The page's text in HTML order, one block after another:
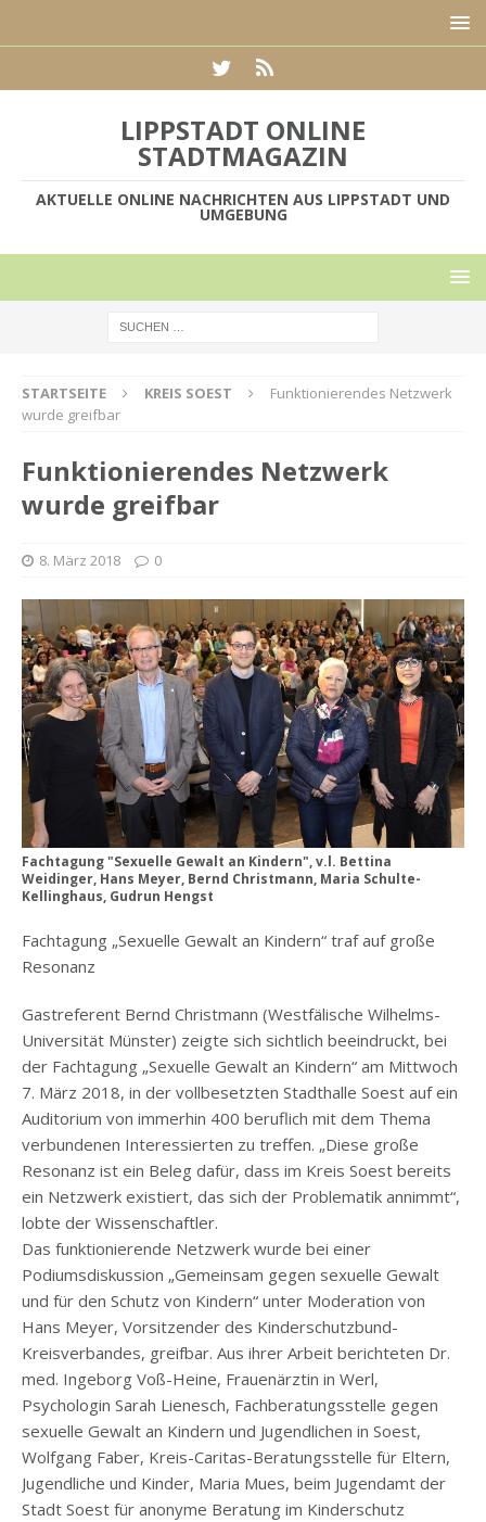
LIPPSTADT ONLINE
STADTMAGAZIN
AKTUELLE ONLINE NACHRICHTEN AUS LIPPSTADT UND
UMGEBUNG
STARTSEITE KREIS SOEST
Funktionierendes Netzwerk
wurde greifbar
Funktionierendes Netzwerk
wurde greifbar
8. März 2018 0
Fachtagung "Sexuelle Gewalt an Kindern", v.l. Bettina
Weidinger, Hans Meyer, Bernd Christmann, Maria Schulte-
Kellinghaus, Gudrun Hengst
Fachtagung „Sexuelle Gewalt an Kindern“ traf auf große
Resonanz
Gastreferent Bernd Christmann (Westfälische Wilhelms-
Universität Münster) zeigte sich sichtlich beeindruckt, bei
der Fachtagung „Sexuelle Gewalt an Kindern“ am Mittwoch
7. März 2018, in der vollbesetzten Stadthalle Soest auf ein
Auditorium von immerhin 400 beruflich mit dem Thema
verbundenen Interessierten zu treffen. „Diese große
Resonanz ist ein Beleg dafür, dass im Kreis Soest bereits
ein Netzwerk existiert, das sich der Problematik annimmt“,
lobte der Wissenschaftler.
Das funktionierende Netzwerk wurde bei einer
Podiumsdiskussion „Gemeinsam gegen sexuelle Gewalt
und für den Schutz von Kindern“ unter Moderation von
Hans Meyer, Vorsitzender des Kinderschutzbund-
Kreisverbandes, greifbar. Aus ihrer Arbeit berichteten Dr.
med. Ingeborg Voß-Heine, Frauenärztin in Werl,
Psychologin Sarah Lienesch, Fachberatungsstelle gegen
sexuelle Gewalt an Kindern und Jugendlichen in Soest,
Wolfgang Faber, Kreis-Caritas-Beratungsstelle für Eltern,
Jugendliche und Kinder, Maria Mues, beim Jugendamt der
Stadt Soest für anonyme Beratung im Kinderschutz